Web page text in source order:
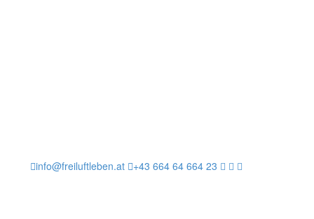
info@freiluftleben.at
+43 664 64 664 23